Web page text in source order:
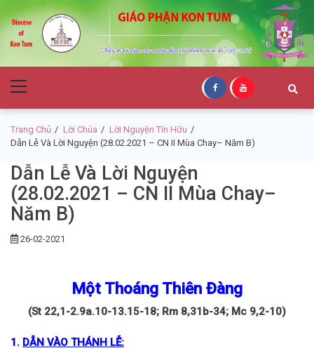
to
navigation
to
content
Giáo Phận Kon
Tum
Menu
Trang Chủ Lời Chúa
Lời Nguyện Tín Hữu
Dẫn Lễ Và Lời Nguyện (28.02.2021 – CN II Mùa Chay– Năm B)
Dẫn Lễ Và Lời Nguyện
(28.02.2021 – CN II Mùa Chay–
Năm B)
26-02-2021
Một Thoáng Thiên Đàng
(St 22,1-2.9a.10-13.15-18; Rm 8,31b-34; Mc 9,2-10)
1. DẪN VÀO THÁNH LỄ: